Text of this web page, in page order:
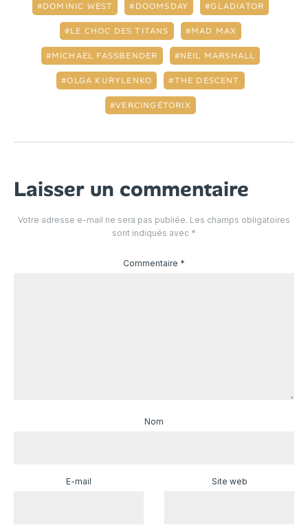
DOMINIC WEST DOOMSDAY GLADIATOR
LE CHOC DES TITANS MAD MAX
MICHAEL FASSBENDER NEIL MARSHALL
OLGA KURYLENKO THE DESCENT
VERCINGÉTORIX
Laisser un commentaire
Votre adresse e-mail ne sera pas publiée. Les champs obligatoires
sont indiqués avec *
Commentaire *
Nom
E-mail Site web